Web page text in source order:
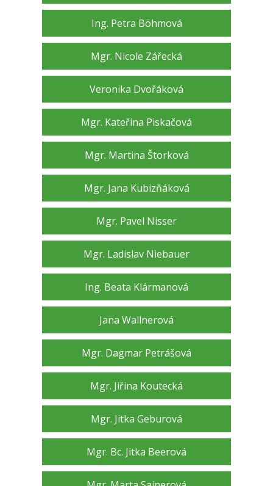
Ing. Petra Böhmová
Mgr. Nicole Zářecká
Veronika Dvořáková
Mgr. Kateřina Piskačová
Mgr. Martina Štorková
Mgr. Jana Kubizňáková
Mgr. Pavel Nisser
Mgr. Ladislav Niebauer
Ing. Beata Klármanová
Jana Wallnerová
Mgr. Dagmar Petrášová
Mgr. Jiřina Koutecká
Mgr. Jitka Geburová
Mgr. Bc. Jitka Beerová